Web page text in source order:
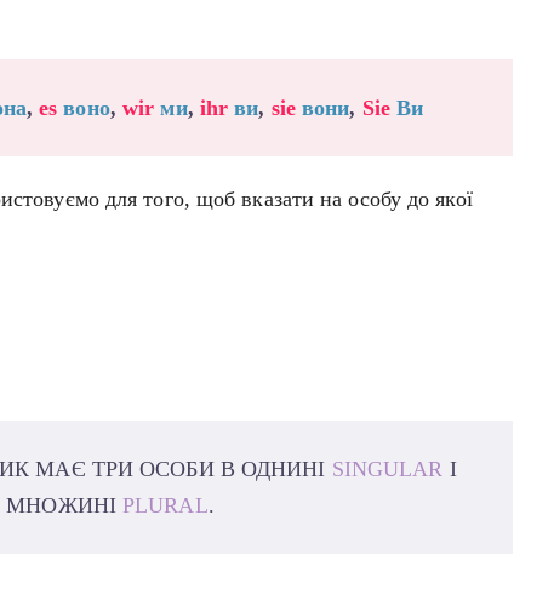
,es воно, wir ми, ihr ви, sie вони, Sie Ви
для того, щоб вказати на особу до якої
МАЄ ТРИ ОСОБИ В ОДНИНІ SINGULAR І
МНОЖИНІPLURAL.